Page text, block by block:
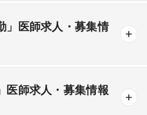
美容外科
給与インセンティブ制度あり
」医師求人・募集情
医師求人・募集情報